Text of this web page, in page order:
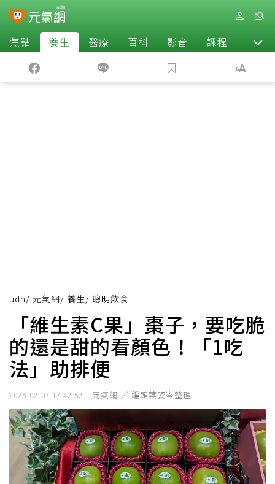
焦點 養生 醫療 百科 影音 課程 退休
udn/ 元氣網/ 養生/ 聰明飲食
「維生素C果」棗子，要吃脆
的還是甜的看顏色！「1吃
法」助排便
2025-02-07 17:42:52 元氣網 ／ 編輯葉姿岑整理